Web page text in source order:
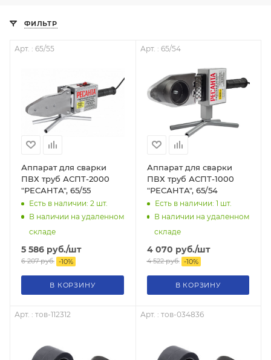
ФИЛЬТР
Арт. : 65/55
Аппарат для сварки
ПВХ труб АСПТ-2000
"РЕСАНТА", 65/55
Есть в наличии: 2 шт.
В наличии на удаленном
складе
5 586 руб./шт
6 207руб. -10%
В КОРЗИНУ
Арт. : 65/54
Аппарат для сварки
ПВХ труб АСПТ-1000
"РЕСАНТА", 65/54
Есть в наличии: 1 шт.
В наличии на удаленном
складе
4 070 руб./шт
4 522руб. -10%
В КОРЗИНУ
Арт. : тов-112312 Арт. : тов-034836